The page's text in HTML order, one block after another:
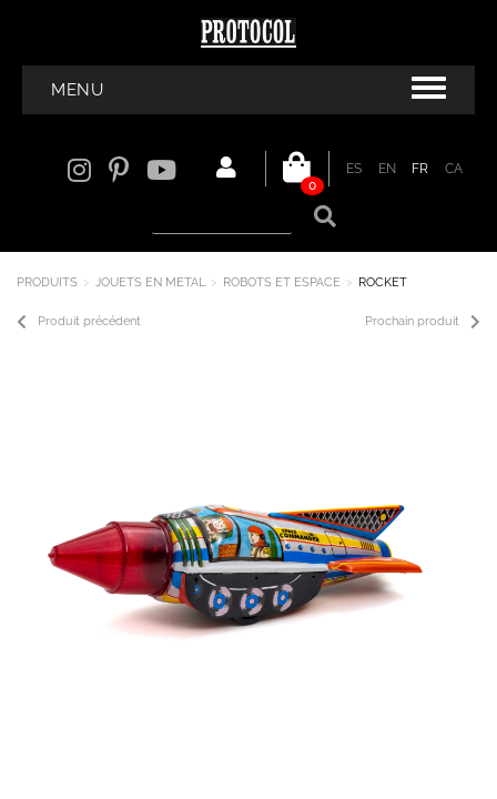
MENU
ES EN FR
CA
0
PRODUITS JOUETS EN METAL ROBOTS ET ESPACE ROCKET
Prochain produit
Produit précédent